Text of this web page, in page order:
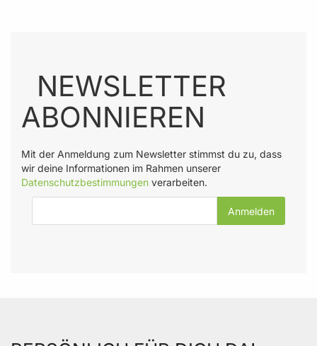
NEWSLETTER
ABONNIEREN
Mit der Anmeldung zum Newsletter stimmst du zu, dass
wir deine Informationen im Rahmen unserer
Datenschutzbestimmungen verarbeiten.